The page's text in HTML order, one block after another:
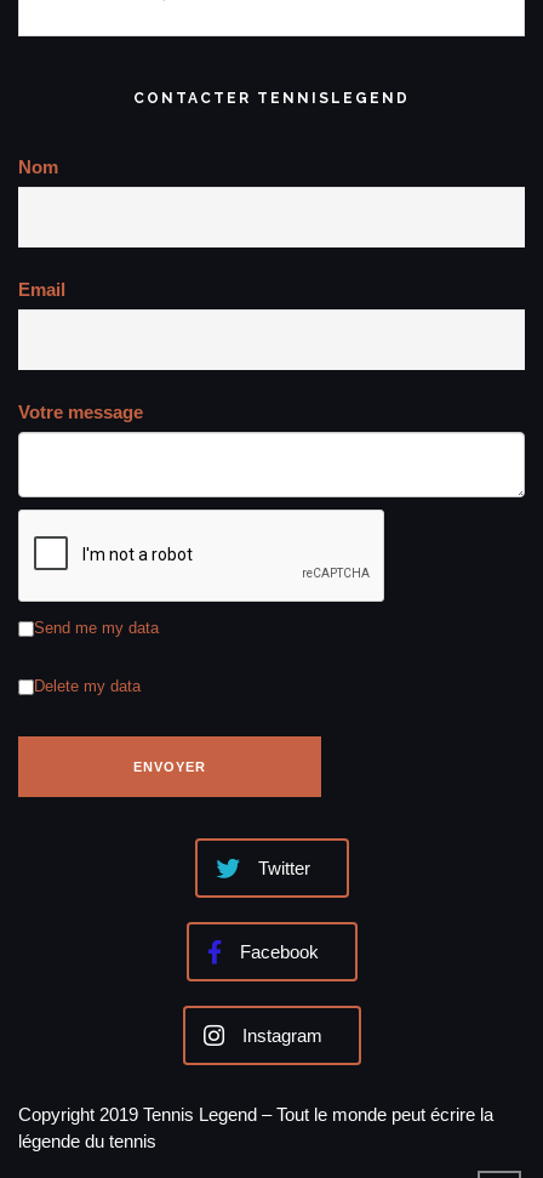
CONTACTER TENNISLEGEND
Nom
Email
Votre message
Send me my data
Delete my data
Twitter
Facebook
Instagram
Copyright 2019 Tennis Legend – Tout le monde peut écrire la
légende du tennis